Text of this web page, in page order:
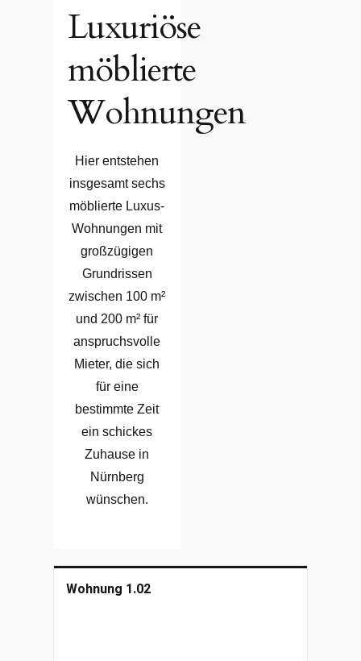
Luxuriöse
möblierte
Wohnungen
Hier entstehen
insgesamt sechs
möblierte Luxus-
Wohnungen mit
großzügigen
Grundrissen
zwischen 100 m²
und 200 m² für
anspruchsvolle
Mieter, die sich
für eine
bestimmte Zeit
ein schickes
Zuhause in
Nürnberg
wünschen.
Wohnung 1.02